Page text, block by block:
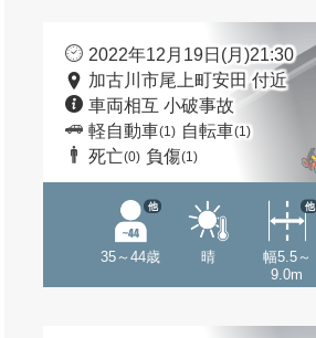
2022年12月19日(月)21:30
加古川市尾上町安田 付近
車両相互 小破事故
軽自動車(1) 自転車(1)
死亡(0) 負傷(1)
35～44歳
他
晴
幅5.5～
9.0m
他